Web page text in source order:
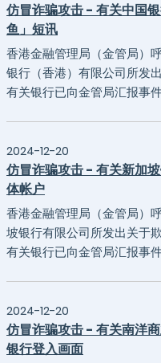
仿冒诈骗攻击 - 有关中国
鱼」短讯
香港金融管理局（金管局）
银行（香港）有限公司所发
有关银行已向金管局汇报事件
2024-12-20
仿冒诈骗攻击 - 有关新加
体帐户
香港金融管理局（金管局）
坡银行有限公司所发出关于
有关银行已向金管局汇报事件
2024-12-20
仿冒诈骗攻击 - 有关南洋
银行登入画面